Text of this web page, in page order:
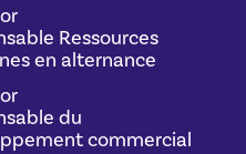
Ressources
en alternance
du
commercial